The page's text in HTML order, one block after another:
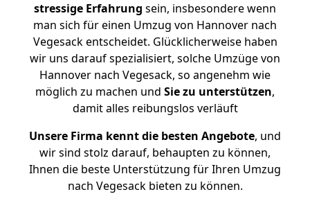
stressige Erfahrung sein, insbesondere wenn
man sich für einen Umzug von Hannover nach
Vegesack entscheidet. Glücklicherweise haben
wir uns darauf spezialisiert, solche Umzüge von
Hannover nach Vegesack, so angenehm wie
möglich zu machen und Sie zu unterstützen,
damit alles reibungslos verläuft
Unsere Firma kennt die besten Angebote, und
wir sind stolz darauf, behaupten zu können,
Ihnen die beste Unterstützung für Ihren Umzug
nach Vegesack bieten zu können.